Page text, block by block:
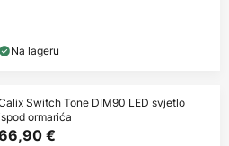
Na lageru
Switch Tone DIM90 LED svjetlo
ormarića
€